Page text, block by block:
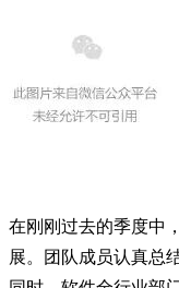
在刚刚过去的季度中
展。团队成员认真总